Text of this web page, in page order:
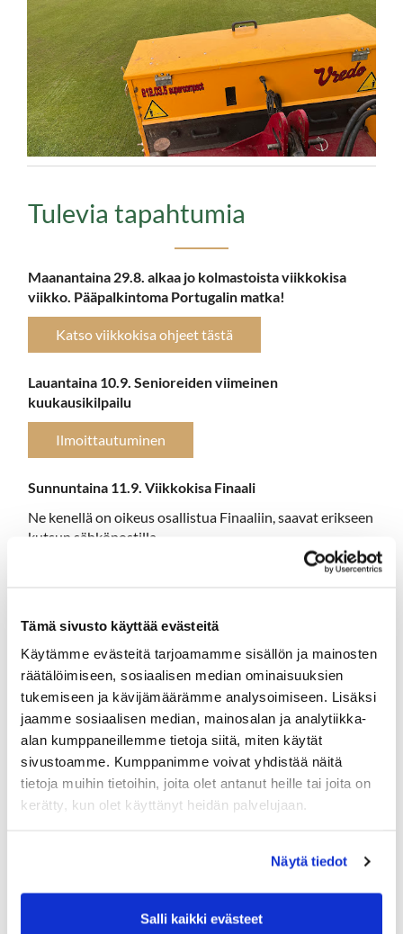
Tämä sivusto käyttää evästeitä
Käytämme evästeitä tarjoamamme sisällön ja mainosten
räätälöimiseen, sosiaalisen median ominaisuuksien
tukemiseen ja kävijämäärämme analysoimiseen. Lisäksi
jaamme sosiaalisen median, mainosalan ja analytiikka-
alan kumppaneillemme tietoja siitä, miten käytät
sivustoamme. Kumppanimme voivat yhdistää näitä
tietoja muihin tietoihin, joita olet antanut heille tai joita on
kerätty, kun olet käyttänyt heidän palvelujaan.
Näytä tiedot
Salli kaikki evästeet
Tulevia tapahtumia
Maanantaina 29.8. alkaa jo kolmastoista viikkokisa
viikko. Pääpalkintoma Portugalin matka!
Katso viikkokisa ohjeet tästä
Lauantaina 10.9. Senioreiden viimeinen
kuukausikilpailu
Ilmoittautuminen
Sunnuntaina 11.9. Viikkokisa Finaali
Ne kenellä on oikeus osallistua Finaaliin, saavat erikseen
kutsun sähköpostilla.
Ilmoittautuminen
Lauantaina 24.9. Kahden teen kisa
Kahden päivän kisa, kahdelta eri teeltä, 2hlö joukkueet
Pelimuoto: 2hlö joukkue Better Ball. Tunnetaan myös
nimellä Best Ball eli paras pallo. Peli on eräänlainen
henkilökohtainen joukkuepeli. Kaksi pelaajaa pelaa
keskenään omaa tulostaan ja reiän tulokseksi
Teet: Lauantaina naiset pelaavat punaiselta ja miehet
siniseltä. Sunnuntaina naiset pelaavat siniseltä ja miehet